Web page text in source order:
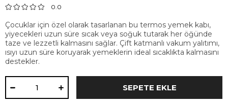
0.0
Çocuklar için özel olarak tasarlanan bu termos yemek kabı,
yiyecekleri uzun süre sıcak veya soğuk tutarak her öğünde
taze ve lezzetli kalmasını sağlar. Çift katmanlı vakum yalıtımı,
ısıyı uzun süre koruyarak yemeklerin ideal sıcaklıkta kalmasını
destekler.